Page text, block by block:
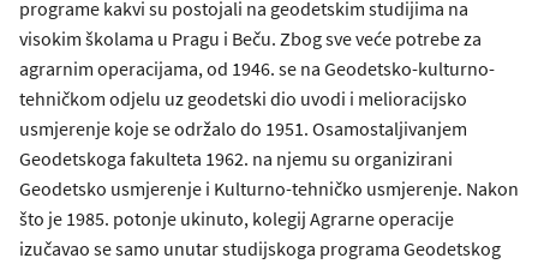
programe kakvi su postojali na geodetskim studijima na
visokim školama u Pragu i Beču. Zbog sve veće potrebe za
agrarnim operacijama, od 1946. se na Geodetsko-kulturno-
tehničkom odjelu uz geodetski dio uvodi i melioracijsko
usmjerenje koje se održalo do 1951. Osamostaljivanjem
Geodetskoga fakulteta 1962. na njemu su organizirani
Geodetsko usmjerenje i Kulturno-tehničko usmjerenje. Nakon
što je 1985. potonje ukinuto, kolegij Agrarne operacije
izučavao se samo unutar studijskoga programa Geodetskog